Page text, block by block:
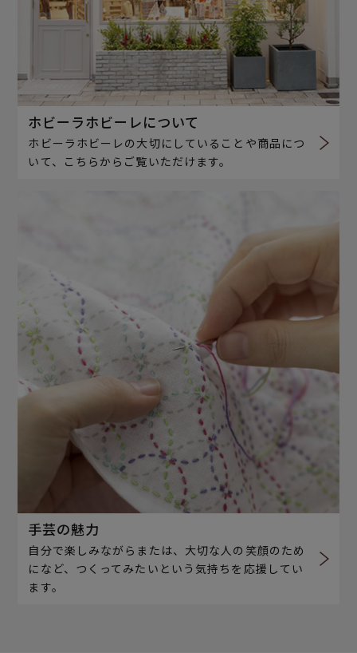
ホビーラホビーレについて
ホビーラホビーレの大切にしていることや商品につ
いて、こちらからご覧いただけます。
手芸の魅力
自分で楽しみながらまたは、大切な人の笑顔のため
になど、つくってみたいという気持ちを応援してい
ます。